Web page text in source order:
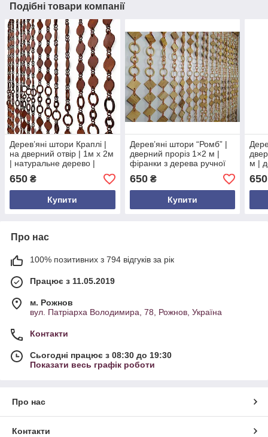
Подібні товари компанії
Дерев’яні штори Краплі |
на дверний отвір | 1м х 2м
| натуральне дерево |
коричнево-темний колір |
Україна
650 ₴
Купити
Дерев’яні штори “Ромб” |
дверний проріз 1×2 м |
фіранки з дерева ручної
роботи | натуральний
колір
650₴
Купити
м |
650
Про нас
100% позитивних з 794 відгуків за рік
Працює з 11.05.2019
м. Рожнов
вул. Патріарха Володимира, 78, Рожнов, Україна
Контакти
Сьогодні працює з 08:30 до 19:30
Показати весь графік роботи
Про нас
Контакти